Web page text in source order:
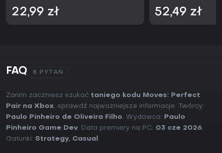
22,99 zł 52,49 zł
FAQ 8 PYTAŃ
Zanim zaczniesz szukać taniego kodu Moves: Perfect
Pair na Xbox, sprawdź najważniejsze informacje. Twórcy:
Paulo Pinheiro de Oliveira Filho. Wydawca:
Paulo
Pinheiro Game Dev. Data premiery na PC: 03 cze 2026.
Gatunki: Strategy, Casual .